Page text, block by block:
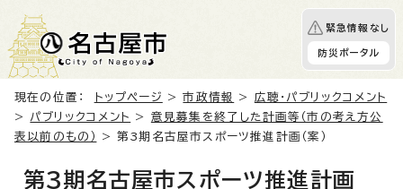
緊急情報なし
防災ポータル
現在の位置： トップページ >市政情報 > 広聴・パブリックコメント
> パブリックコメント > 意見募集を終了した計画等（市の考え方公
表以前のもの）
> 第3期名古屋市スポーツ推進計画（案）
第3期名古屋市スポーツ推進計画